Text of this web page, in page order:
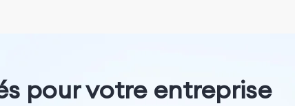
pour votre entreprise